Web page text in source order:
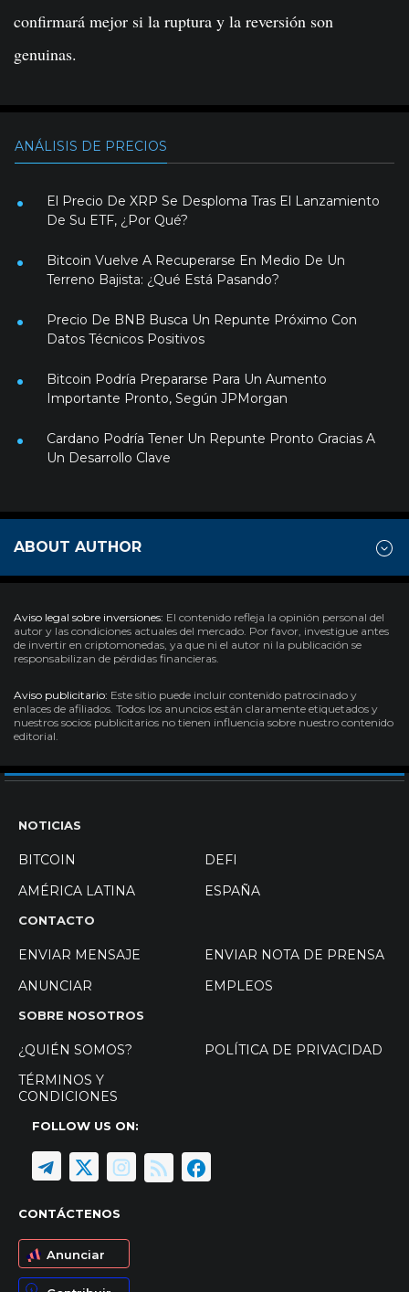
confirmará mejor si la ruptura y la reversión son
genuinas.
ANÁLISIS DE PRECIOS
El Precio De XRP Se Desploma Tras El Lanzamiento
De Su ETF, ¿Por Qué?
Bitcoin Vuelve A Recuperarse En Medio De Un
Terreno Bajista: ¿Qué Está Pasando?
Precio De BNB Busca Un Repunte Próximo Con
Datos Técnicos Positivos
Bitcoin Podría Prepararse Para Un Aumento
Importante Pronto, Según JPMorgan
Cardano Podría Tener Un Repunte Pronto Gracias A
Un Desarrollo Clave
ABOUT AUTHOR
Aviso legal sobre inversiones: El contenido refleja la opinión personal del
autor y las condiciones actuales del mercado. Por favor, investigue antes
de invertir en criptomonedas, ya que ni el autor ni la publicación se
responsabilizan de pérdidas financieras.
Aviso publicitario: Este sitio puede incluir contenido patrocinado y
enlaces de afiliados. Todos los anuncios están claramente etiquetados y
nuestros socios publicitarios no tienen influencia sobre nuestro contenido
editorial.
NOTICIAS
BITCOIN
DEFI
AMÉRICA LATINA
ESPAÑA
CONTACTO
ENVIAR MENSAJE
ENVIAR NOTA DE PRENSA
ANUNCIAR
EMPLEOS
SOBRE NOSOTROS
¿QUIÉN SOMOS?
POLÍTICA DE PRIVACIDAD
TÉRMINOS Y
CONDICIONES
FOLLOW US ON:
CONTÁCTENOS
Anunciar